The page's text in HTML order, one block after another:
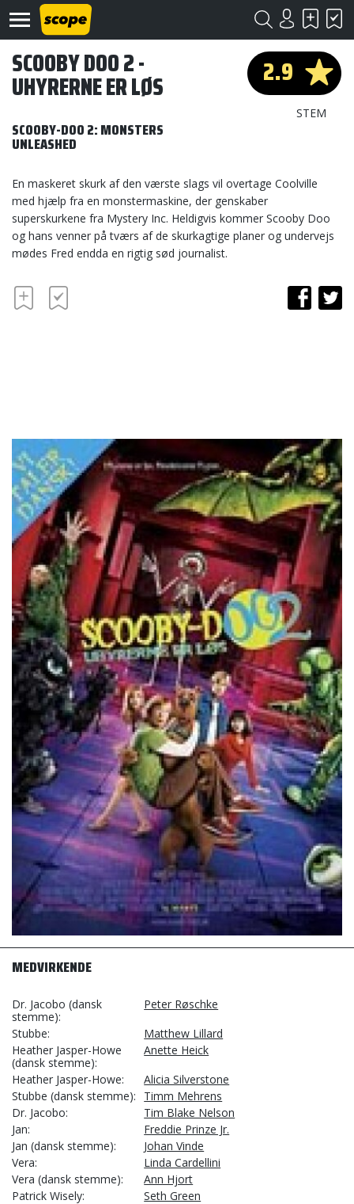
Om
Scope
Kontakt
©
2.9
STEM
SCOOBY DOO 2 -
UHYRERNE ER LØS
SCOOBY-DOO 2: MONSTERS
UNLEASHED
En maskeret skurk af den værste slags vil overtage Coolville
med hjælp fra en monstermaskine, der genskaber
superskurkene fra Mystery Inc. Heldigvis kommer Scooby Doo
og hans venner på tværs af de skurkagtige planer og undervejs
mødes Fred endda en rigtig sød journalist.
MEDVIRKENDE
Dr. Jacobo (dansk
stemme)
Peter Røschke
Stubbe
Matthew Lillard
Heather Jasper-Howe
(dansk stemme)
Anette Heick
Heather Jasper-Howe
Alicia Silverstone
Stubbe (dansk stemme)
Timm Mehrens
Dr. Jacobo
Tim Blake Nelson
Jan
Freddie Prinze Jr.
Jan (dansk stemme)
Johan Vinde
Vera
Linda Cardellini
Vera (dansk stemme)
Ann Hjort
Patrick Wisely
Seth Green